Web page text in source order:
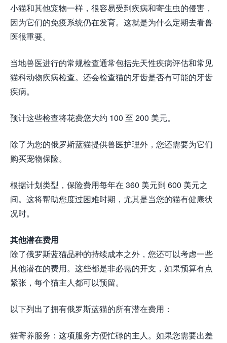
小猫和其他宠物一样，很容易受到疾病和寄生虫的侵害，
因为它们的免疫系统仍在发育。这就是为什么定期去看兽
医很重要。
当地兽医进行的常规检查通常包括先天性疾病评估和常见
猫科动物疾病检查。还会检查猫的牙齿是否有可能的牙齿
疾病。
预计这些检查将花费您大约 100 至 200 美元。
除了为您的俄罗斯蓝猫提供兽医护理外，您还需要为它们
购买宠物保险。
根据计划类型，保险费用每年在 360 美元到 600 美元之
间。这将帮助您度过困难时期，尤其是当您的猫有健康状
况时。
其他潜在费用
除了俄罗斯蓝猫品种的持续成本之外，您还可以考虑一些
其他潜在的费用。这些都是非必需的开支，如果预算有点
紧张，每个猫主人都可以预留。
以下列出了拥有俄罗斯蓝猫的所有潜在费用：
猫寄养服务：这项服务方便忙碌的主人。如果您需要出差